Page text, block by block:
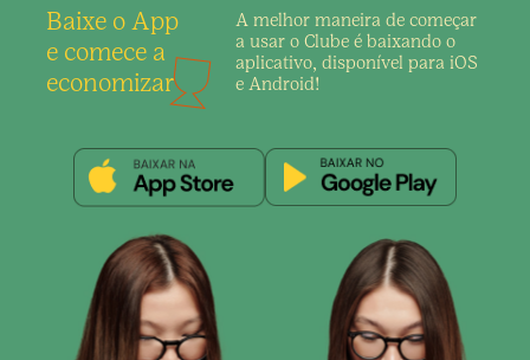
Baixe o App
e comece a
economizar
A melhor maneira de começar
a usar o Clube é baixando o
aplicativo, disponível para iOS
e Android!